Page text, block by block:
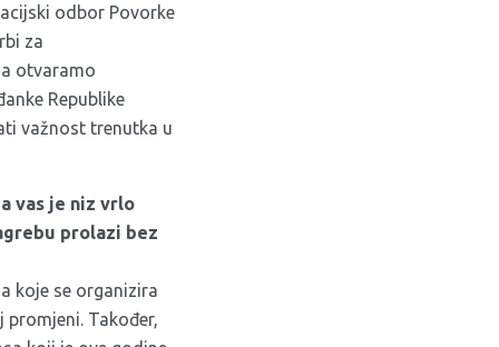
odbor Povorke
za
otvaramo
Republike
važnost trenutka u
vas je niz vrlo
prolazi bez
koje se organizira
Također,